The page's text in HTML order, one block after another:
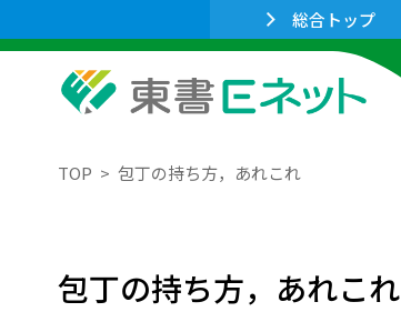
総合トップ
TOP 包丁の持ち方，あれこれ
包丁の持ち方，あれこれ